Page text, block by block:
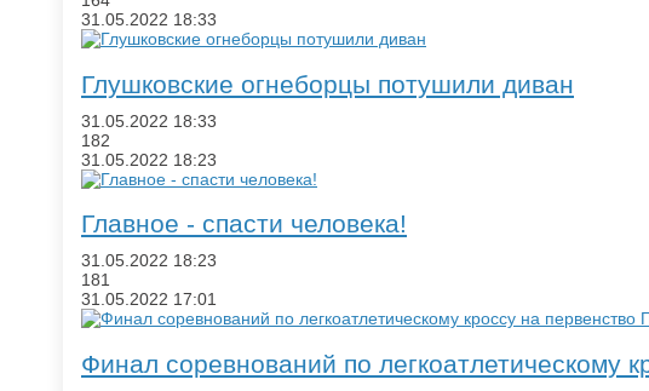
31.05.2022 18:33
​Глушковские огнеборцы потушили диван
31.05.2022 18:33
182
31.05.2022 18:23
Главное - спасти человека!
31.05.2022 18:23
181
31.05.2022 17:01
Финал соревнований по легкоатлетическому